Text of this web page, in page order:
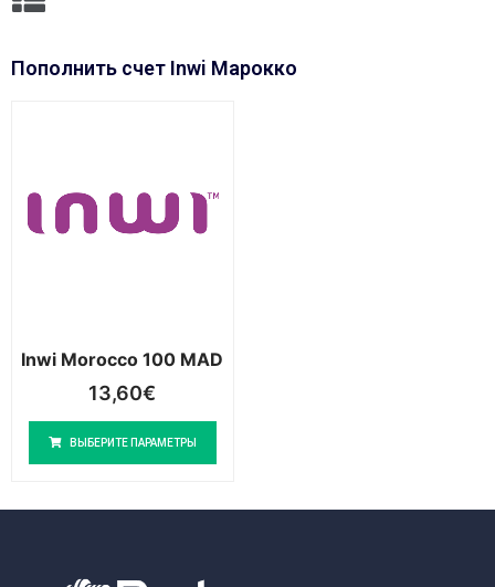
Пополнить счет Inwi Марокко
Inwi Morocco 100 MAD
13,60€
ВЫБЕРИТЕ ПАРАМЕТРЫ